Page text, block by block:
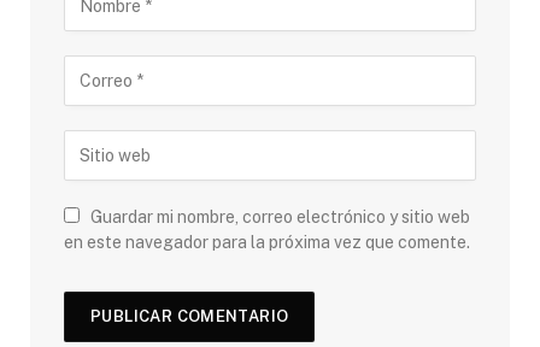
Guardar mi nombre, correo electrónico y sitio web
en este navegador para la próxima vez que comente.